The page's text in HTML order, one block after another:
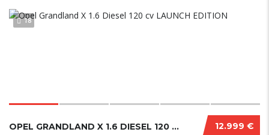
18
12.999 €
OPEL GRANDLAND X 1.6 DIESEL 120 CV LAUNCH EDITION